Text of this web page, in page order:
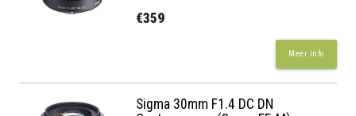
€359
Meer info
Sigma 30mm F1.4 DC DN